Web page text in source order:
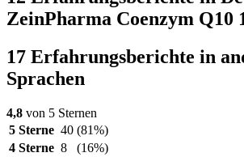
ZeinPharma Coenzym Q10
17 Erfahrungsberichte in
Sprachen
4,8 von 5 Sternen
5 Sterne 40 (81%)
4 Sterne 8
(16%)